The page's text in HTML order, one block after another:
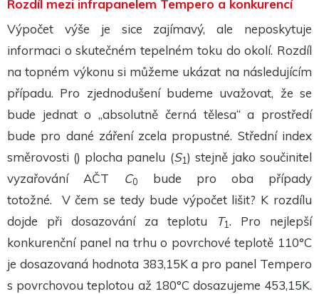
Rozdíl mezi infrapanelem Tempero a konkurencí
Výpočet výše je sice zajímavý, ale neposkytuje
informaci o skutečném tepelném toku do okolí. Rozdíl
na topném výkonu si můžeme ukázat na následujícím
případu. Pro zjednodušení budeme uvažovat, že se
bude jednat o „absolutně černá tělesa“ a prostředí
bude pro dané záření zcela propustné. Střední index
směrovosti () plocha panelu (S1) stejně jako součinitel
vyzařování AČT C0
bude pro oba případy
totožné. V čem se tedy bude výpočet lišit? K rozdílu
dojde při dosazování za teplotu
T1. Pro nejlepší
konkurenční panel na trhu o povrchové teplotě 110°C
je dosazovaná hodnota 383,15K a pro panel Tempero
s povrchovou teplotou až 180°C dosazujeme 453,15K.